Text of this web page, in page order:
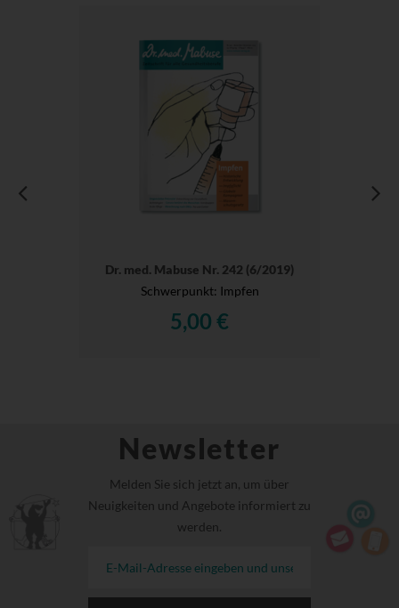
Dr. med. Mabuse Nr. 242 (6/2019)
Schwerpunkt: Impfen
5,00 €
Newsletter
Melden Sie sich jetzt an, um über
Neuigkeiten und Angebote informiert zu
werden.